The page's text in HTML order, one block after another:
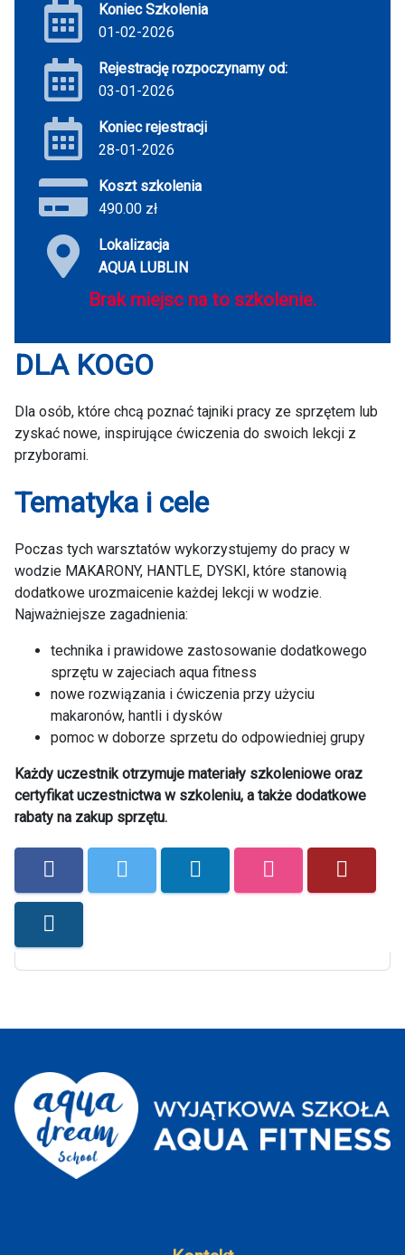
Koniec Szkolenia
01-02-2026
Rejestrację rozpoczynamy od:
03-01-2026
Koniec rejestracji
28-01-2026
Koszt szkolenia
490.00 zł
Lokalizacja
AQUA LUBLIN
Brak miejsc na to szkolenie.
DLA KOGO
Dla osób, które chcą poznać tajniki pracy ze sprzętem lub
zyskać nowe, inspirujące ćwiczenia do swoich lekcji z
przyborami.
Tematyka i cele
Poczas tych warsztatów wykorzystujemy do pracy w
wodzie MAKARONY, HANTLE, DYSKI, które stanowią
dodatkowe urozmaicenie każdej lekcji w wodzie.
Najważniejsze zagadnienia:
technika i prawidowe zastosowanie dodatkowego
sprzętu w zajeciach aqua fitness
nowe rozwiązania i ćwiczenia przy użyciu
makaronów, hantli i dysków
pomoc w doborze sprzetu do odpowiedniej grupy
Każdy uczestnik otrzymuje materiały szkoleniowe oraz
certyfikat uczestnictwa w szkoleniu, a także dodatkowe
rabaty na zakup sprzętu.